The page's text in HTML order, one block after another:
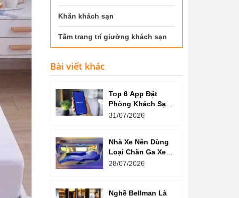
Khăn khách sạn
Tấm trang trí giường khách sạn
Bài viết khác
Top 6 App Đặt
Phòng Khách Sạn
Giá Tốt, Nhiều Ưu
31/07/2026
Nhà Xe Nên Dùng
Loại Chăn Ga Xe
Giường Nằm Nào?
28/07/2026
Nghề Bellman Là